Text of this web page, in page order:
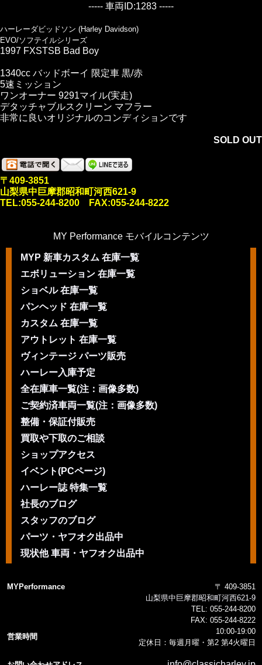
----- 車両ID:1283 -----
ハーレーダビッドソン (Harley Davidson)
EVO/ソフテイルシリーズ
1997 FXSTSB Bad Boy
1340cc バッドボーイ 限定車 黒/赤
5速ミッション
ワンオーナー 9291マイル(実走)
デタッチャブルスクリーン マフラー
非常に良いオリジナルのコンディションです
SOLD OUT
〒409-3851
山梨県中巨摩郡昭和町河西621-9
TEL:055-244-8200 FAX:055-244-8222
MY Performance モバイルコンテンツ
MYP 新車カスタム 在庫一覧
エボリューション 在庫一覧
ショベル 在庫一覧
パンヘッド 在庫一覧
カスタム 在庫一覧
アウトレット 在庫一覧
ヴィンテージ パーツ販売
ハーレー入庫予定
全在庫車一覧(注：画像多数)
ご契約済車両一覧(注：画像多数)
整備・保証付販売
買取や下取のご相談
ショップアクセス
イベント(PCページ)
ハーレー誌 特集一覧
社長のブログ
スタッフのブログ
パーツ・ヤフオク出品中
現状他 車両・ヤフオク出品中
MYPerformance
〒 409-3851
山梨県中巨摩郡昭和町河西621-9
TEL: 055-244-8200
FAX: 055-244-8222
営業時間
10:00-19:00
定休日：毎週月曜・第2 第4火曜日